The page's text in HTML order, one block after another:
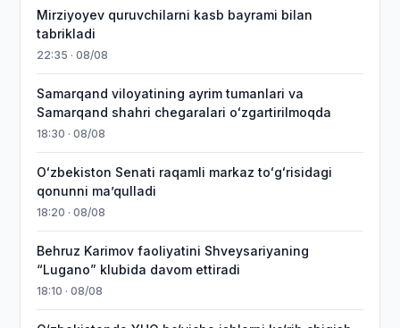
Mirziyoyev quruvchilarni kasb bayrami bilan
tabrikladi
22:35 · 08/08
Samarqand viloyatining ayrim tumanlari va
Samarqand shahri chegaralari oʻzgartirilmoqda
18:30 · 08/08
Oʻzbekiston Senati raqamli markaz toʻgʻrisidagi
qonunni maʼqulladi
18:20 · 08/08
Behruz Karimov faoliyatini Shveysariyaning
“Lugano” klubida davom ettiradi
18:10 · 08/08